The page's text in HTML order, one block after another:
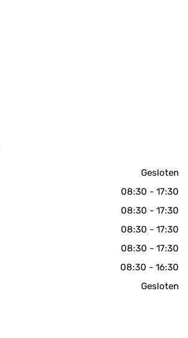
Gesloten
08:30 - 17:30
08:30 - 17:30
08:30 - 17:30
08:30 - 17:30
08:30 - 16:30
Gesloten